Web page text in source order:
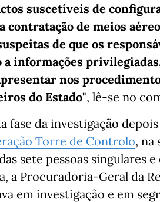
suscetíveis de
contratação de meios
de que os
a informações
nos
do Estado", lê-se no
fase da investigação
Torre de Controlo, na
sete pessoas singulares
a Procuradoria-Geral da
em investigação e em